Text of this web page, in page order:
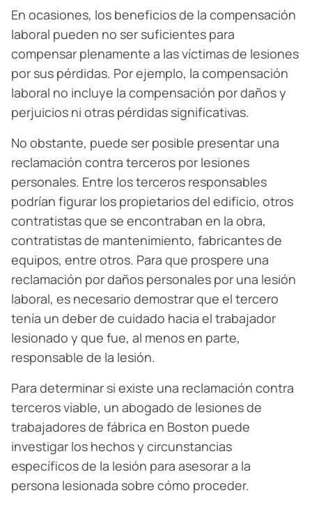
En ocasiones, los beneficios de la compensación
laboral pueden no ser suficientes para
compensar plenamente a las víctimas de lesiones
por sus pérdidas. Por ejemplo, la compensación
laboral no incluye la compensación por daños y
perjuicios ni otras pérdidas significativas.
No obstante, puede ser posible presentar una
reclamación contra terceros por lesiones
personales. Entre los terceros responsables
podrían figurar los propietarios del edificio, otros
contratistas que se encontraban en la obra,
contratistas de mantenimiento, fabricantes de
equipos, entre otros. Para que prospere una
reclamación por daños personales por una lesión
laboral, es necesario demostrar que el tercero
tenía un deber de cuidado hacia el trabajador
lesionado y que fue, al menos en parte,
responsable de la lesión.
Para determinar si existe una reclamación contra
terceros viable, un abogado de lesiones de
trabajadores de fábrica en Boston puede
investigar los hechos y circunstancias
específicos de la lesión para asesorar a la
persona lesionada sobre cómo proceder.